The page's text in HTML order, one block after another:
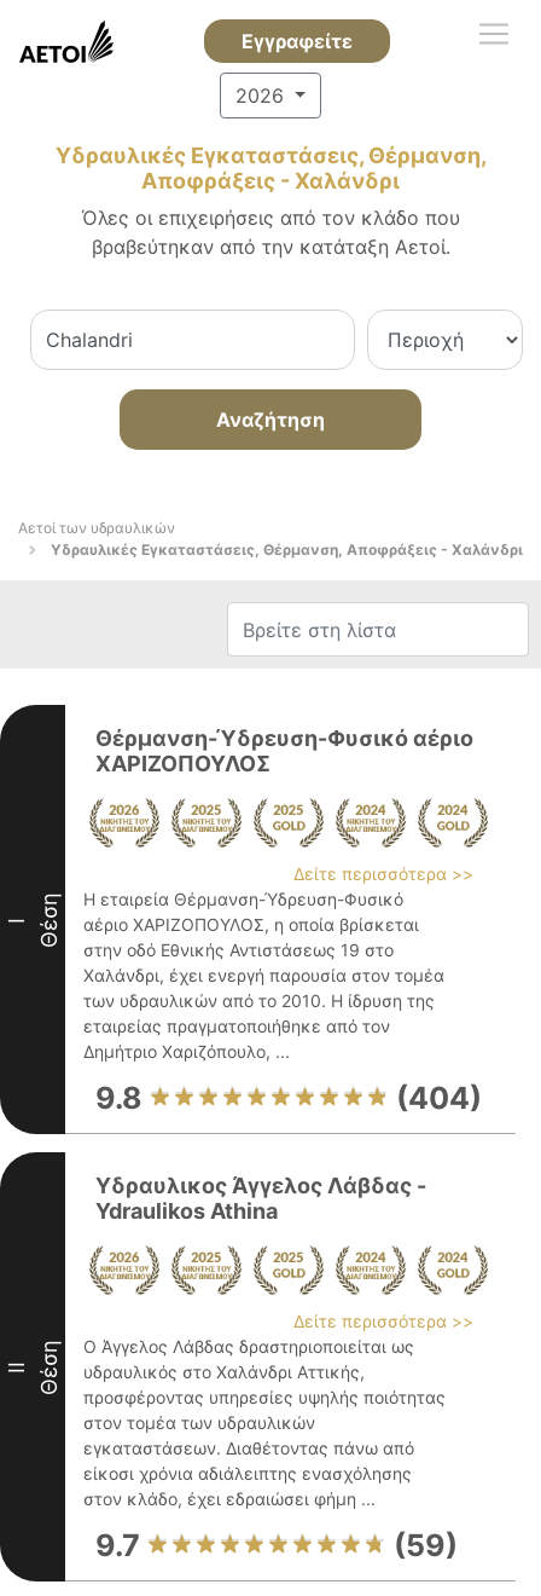
Εγγραφείτε
2026
Υδραυλικές Εγκαταστάσεις, Θέρμανση,
Αποφράξεις - Χαλάνδρι
Όλες οι επιχειρήσεις από τον κλάδο που
βραβεύτηκαν από την κατάταξη Αετοί.
Αναζήτηση
Αετοί των υδραυλικών
Υδραυλικές Εγκαταστάσεις, Θέρμανση, Αποφράξεις - Χαλάνδρι
I Θέση
Θέρμανση-Ύδρευση-Φυσικό αέριο
ΧΑΡΙΖΟΠΟΥΛΟΣ
Δείτε περισσότερα >>
Η εταιρεία Θέρμανση-Ύδρευση-Φυσικό
αέριο ΧΑΡΙΖΟΠΟΥΛΟΣ, η οποία βρίσκεται
στην οδό Εθνικής Αντιστάσεως 19 στο
Χαλάνδρι, έχει ενεργή παρουσία στον τομέα
των υδραυλικών από το 2010. Η ίδρυση της
εταιρείας πραγματοποιήθηκε από τον
Δημήτριο Χαριζόπουλο, ...
9.8 (404)
II Θέση
Υδραυλικος Άγγελος Λάβδας -
Ydraulikos Athina
Δείτε περισσότερα >>
Ο Άγγελος Λάβδας δραστηριοποιείται ως
υδραυλικός στο Χαλάνδρι Αττικής,
προσφέροντας υπηρεσίες υψηλής ποιότητας
στον τομέα των υδραυλικών
εγκαταστάσεων. Διαθέτοντας πάνω από
είκοσι χρόνια αδιάλειπτης ενασχόλησης
στον κλάδο, έχει εδραιώσει φήμη ...
9.7 (59)